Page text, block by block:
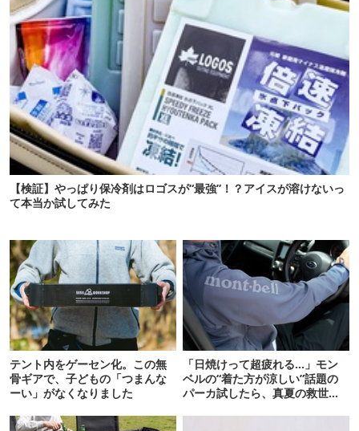
【検証】やっぱり保冷剤はロゴスが“最強”！？アイスが溶けないっ
て本当か試してみた
テント内をゲーセン化。この無
骨ギアで、子どもの「つまんな
ーい」がなくなりました
「日焼けって超疲れる…」モン
ベルの“着た方が涼しい”話題の
パーカ試したら、真夏の救世主